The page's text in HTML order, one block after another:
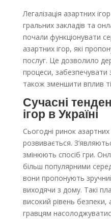
Легалізація азартних
гральних закладів та
почали функціонувати
азартних ігор, які
послуг. Це дозволило
процеси, забезпечувати
також зменшити вплив
Сучасні
ігор в Україні
Сьогодні ринок азартних
розвивається.
змінюють спосіб гри.
більш популярними
вони пропонують
виходячи з дому. Такі
високий рівень
гравцям